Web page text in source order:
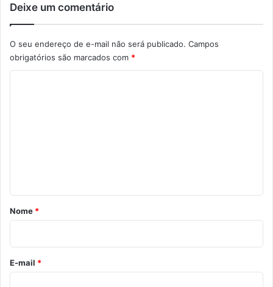
Deixe um comentário
O seu endereço de e-mail não será publicado. Campos
obrigatórios são marcados com *
r
o
*
Nome *
E-mail *